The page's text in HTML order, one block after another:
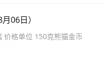
06日）
价格单位 150克熊猫金币